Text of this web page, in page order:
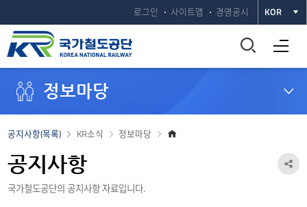
로그인 사이트맵 경영공시 KOR
통
합
전체메뉴 열기
정보마당
홈
정보마당
KR소식
공지사항(목록)
공지사항
국가철도공단의 공지사항 자료입니다.
공